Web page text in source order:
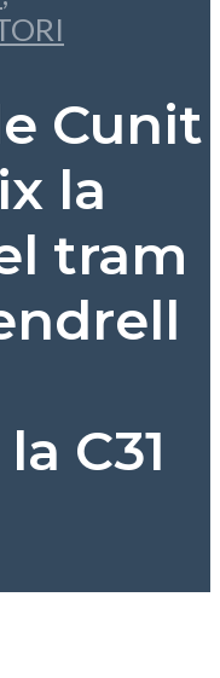
Cunit
la
tram
C31